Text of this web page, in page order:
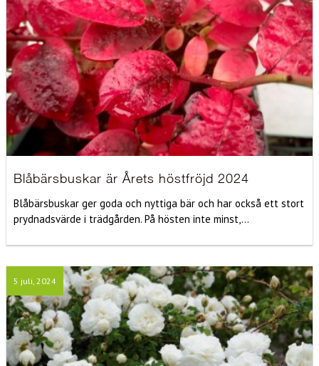
Blåbärsbuskar är Årets höstfröjd 2024
Blåbärsbuskar ger goda och nyttiga bär och har också ett stort
prydnadsvärde i trädgården. På hösten inte minst,...
5 juli, 2024